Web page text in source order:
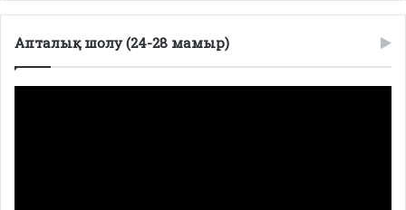
Апталық шолу (24-28 мамыр)